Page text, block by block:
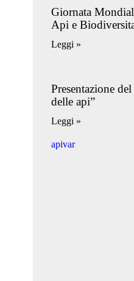
Giornata
Api e
Leggi »
Presentazione
delle api”
Leggi »
apivar